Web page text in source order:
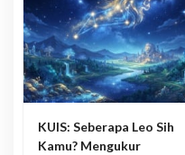
KUIS: Seberapa Leo Sih
Kamu? Mengukur